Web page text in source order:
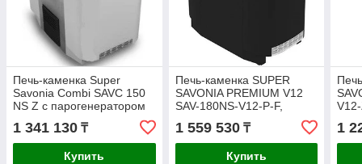
Печь-каменка Super
Savonia Combi SAVC 150
NS Z с парогенератором
(без пульта) Sawo
1 341 130 ₸
Купить
Печь-каменка SUPER
SAVONIA PREMIUM V12
SAV-180NS-V12-P-F,
черный (без пульта) Sawo
1 559 530₸
Купить
1